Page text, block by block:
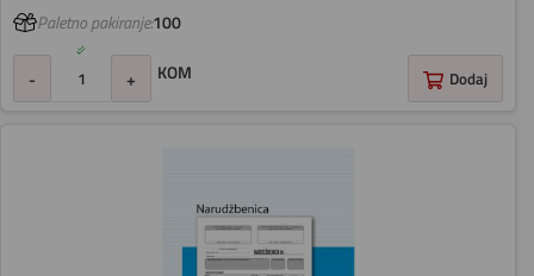
Paletno pakiranje:100
- + KOM Dodaj